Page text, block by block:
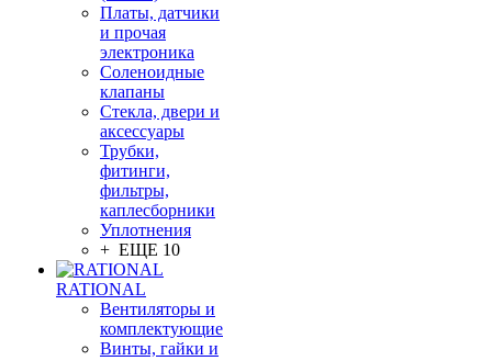
Платы, датчики
и прочая
электроника
Соленоидные
клапаны
Стекла, двери и
аксессуары
Трубки,
фитинги,
фильтры,
каплесборники
Уплотнения
+ ЕЩЕ 10
RATIONAL
Вентиляторы и
комплектующие
Винты, гайки и